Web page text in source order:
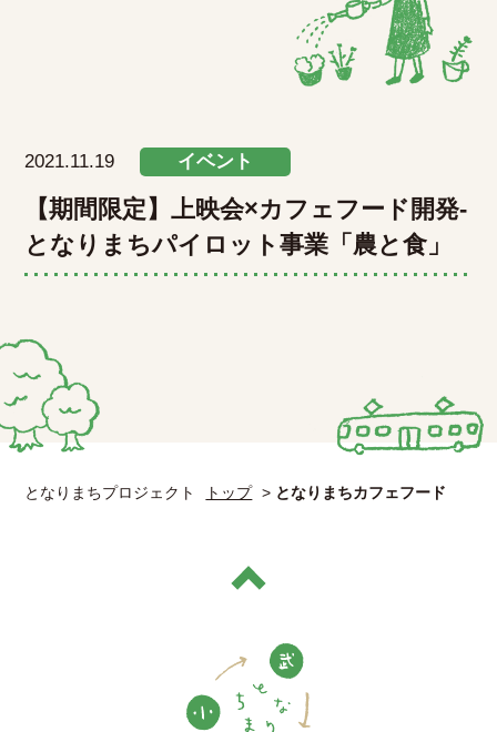
2021.11.19 イベント
【期間限定】上映会×カフェフード開発-
となりまちパイロット事業「農と食」
となりまちプロジェクト トップ > となりまちカフェフード